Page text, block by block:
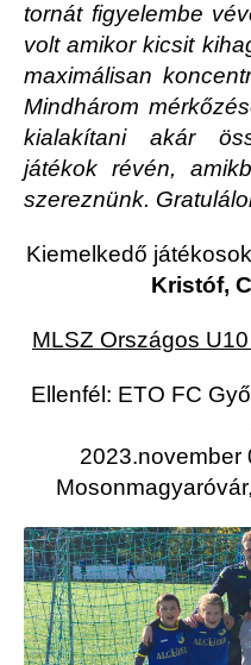
tornát figyelembe
volt amikor kicsit
maximálisan
Mindhárom
kialakítani akár
játékok révén,
szereznünk.
Kiemelkedő
Kristóf,
MLSZ Országos
Ellenfél: ETO FC
2023.november